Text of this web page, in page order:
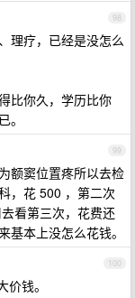
98
理疗，已经是没怎么
比你久，学历比你
。
99
额窦位置疼所以去检
，花 500 ，第二次
看第三次，花费还
本上没怎么花钱。
100
钱。